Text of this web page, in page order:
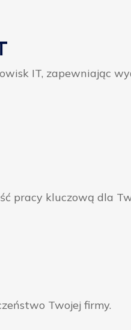
IT, zapewniając
pracy kluczową dla
Twojej firmy.